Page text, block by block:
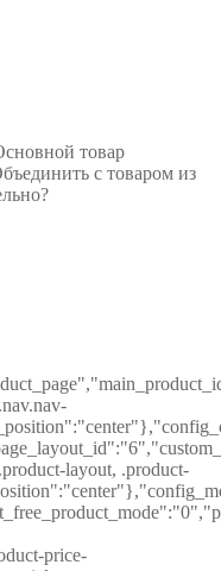
товар
с товаром из
layout, .product-
price-